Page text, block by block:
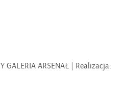
GALERIA ARSENAŁ | Realizacja: